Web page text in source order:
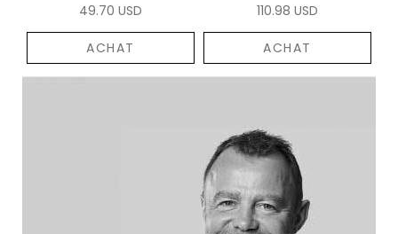
49.70 USD
ACHAT
110.98 USD
ACHAT